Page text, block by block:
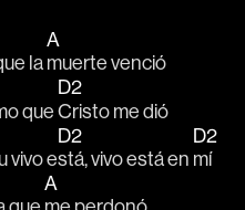
la
A
muerte venció
que
D2
Cristo me dió
vivo e
D2
stá, vivo está en
D2
mí
A